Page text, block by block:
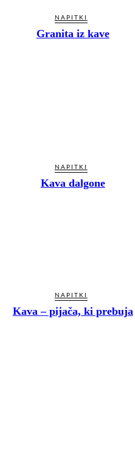
NAPITKI
Granita iz kave
NAPITKI
Kava dalgone
NAPITKI
Kava – pijača, ki prebuja